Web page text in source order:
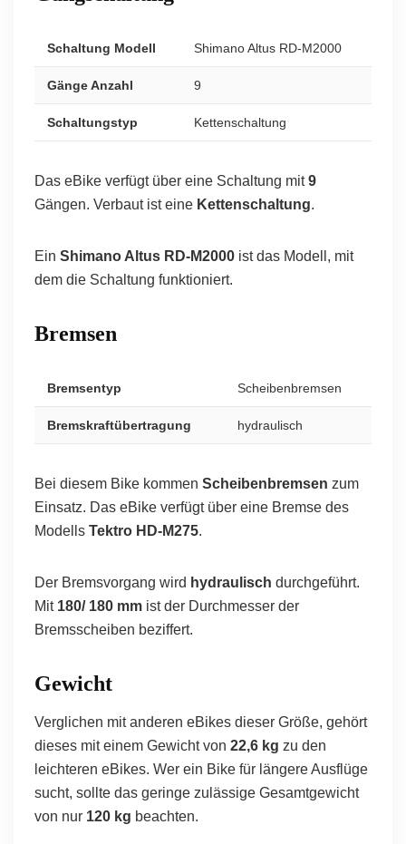
Schaltung Modell Shimano Altus RD-M2000
Gänge Anzahl 9
Schaltungstyp Kettenschaltung
Das eBike verfügt über eine Schaltung mit9
Gängen. Verbaut ist eine Kettenschaltung.
Ein Shimano Altus RD-M2000ist das Modell, mit
dem die Schaltung funktioniert.
Bremsen
Bremsentyp Scheibenbremsen
Bremskraftübertragung hydraulisch
Bei diesem Bike kommen Scheibenbremsen zum
Einsatz. Das eBike verfügt über eine Bremse des
Modells Tektro HD-M275.
Der Bremsvorgang wird hydraulisch durchgeführt.
Mit 180/ 180 mmist der Durchmesser der
Bremsscheiben beziffert.
Gewicht
Verglichen mit anderen eBikes dieser Größe, gehört
dieses mit einem Gewicht von 22,6 kg zu den
leichteren eBikes. Wer ein Bike für längere Ausflüge
sucht, sollte das geringe zulässige Gesamtgewicht
von nur 120 kg beachten.